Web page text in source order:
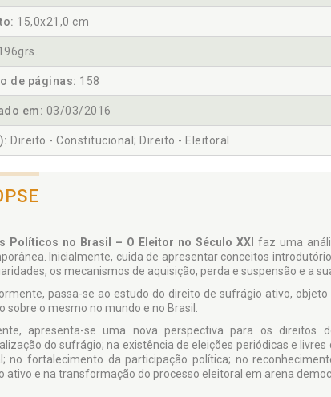
15,0x21,0 cm
de páginas: 158
em: 03/03/2016
Direito - Constitucional; Direito - Eleitoral
Políticos no Brasil – O Eleitor no Século XXI faz uma
Inicialmente, cuida de apresentar conceitos
os mecanismos de aquisição, perda e suspensão e a
passa-se ao estudo do direito de sufrágio ativo,
sobre o mesmo no mundo e no Brasil.
apresenta-se uma nova perspectiva para os direitos
do sufrágio; na existência de eleições periódicas e
no fortalecimento da participação política; no
ativo e na transformação do processo eleitoral em arena